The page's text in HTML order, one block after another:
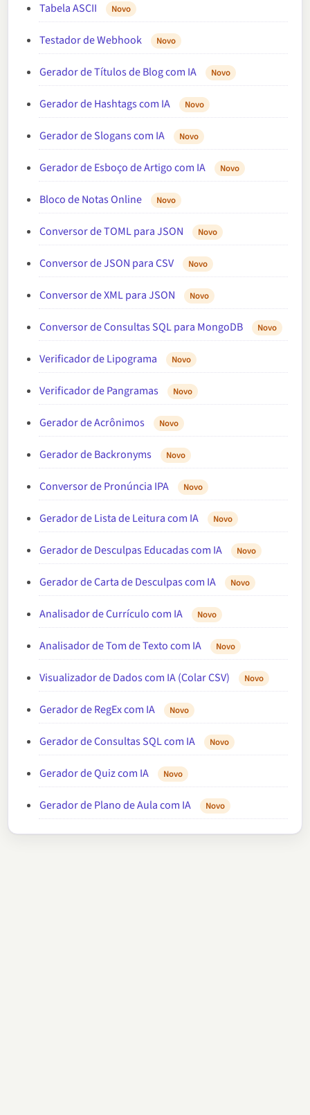
Tabela ASCII Novo
Testador de Webhook Novo
Gerador de Títulos de Blog com IA Novo
Gerador de Hashtags com IA Novo
Gerador de Slogans com IA Novo
Gerador de Esboço de Artigo com IA Novo
Bloco de Notas Online Novo
Conversor de TOML para JSON Novo
Conversor de JSON para CSV Novo
Conversor de XML para JSON Novo
Conversor de Consultas SQL para MongoDB Novo
Verificador de Lipograma Novo
Verificador de Pangramas Novo
Gerador de Acrônimos Novo
Gerador de Backronyms Novo
Conversor de Pronúncia IPA Novo
Gerador de Lista de Leitura com IA Novo
Gerador de Desculpas Educadas com IA Novo
Gerador de Carta de Desculpas com IA Novo
Analisador de Currículo com IA Novo
Analisador de Tom de Texto com IA Novo
Visualizador de Dados com IA (Colar CSV) Novo
Gerador de RegEx com IA Novo
Gerador de Consultas SQL com IA Novo
Gerador de Quiz com IA Novo
Gerador de Plano de Aula com IA Novo